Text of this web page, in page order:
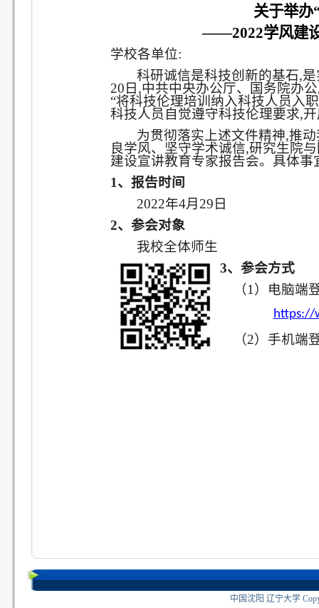
关于举办
——2022学风建
学校各单位:
科研诚信是科技创新的基石,
20日,中共中央办公厅、国务院办
“将科技伦理培训纳入科技人员入
科技人员自觉遵守科技伦理要求,
为贯彻落实上述文件精神,推
良学风、坚守学术诚信,研究生院
建设宣讲教育专家报告会。具体
1、报告时间
2022年4月29日
2、参会对象
我校全体师生
3、参会方式
（1）电脑端
https://
（2） 手机端
中国沈阳 辽宁大学